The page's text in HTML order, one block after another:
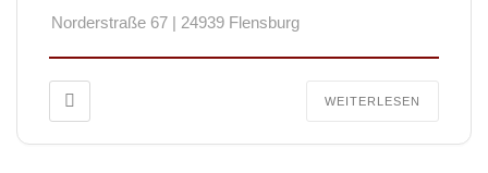
Norderstraße 67 | 24939 Flensburg
WEITERLESEN